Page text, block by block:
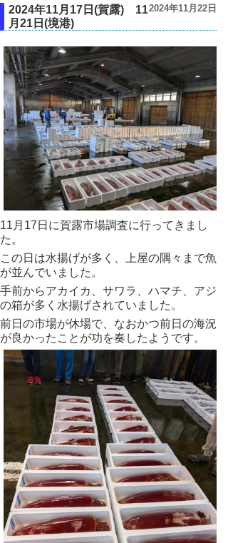
2024年11月22日
2024年11月17日(賀露) 11
月21日(境港)
11月17日に賀露市場調査に行ってきまし
た。
この日は水揚げが多く、上屋の隅々まで魚
が並んでいました。
手前からアカイカ、サワラ、ハマチ、アジ
の箱が多く水揚げされていました。
前日の市場が休場で、なおかつ前日の海況
が良かったことが功を奏したようです。